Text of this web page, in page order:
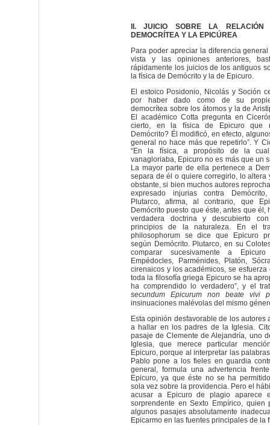
II. JUICIO SOBRE LA
DEMOCRÍTEA Y LA EPICÚREA
Para poder apreciar la diferencia
vista y las opiniones anteriores,
rápidamente los juicios de los antiguos
la física de Demócrito y la de Epicuro.
El estoico Posidonio, Nicolás y Soción
por haber dado como de su
democrítea sobre los átomos y la de
El académico Cotta pregunta en
cierto, en la física de Epicuro que
Demócrito? Él modificó, en efecto,
general no hace más que repetirlo”. Y
“En la física, a propósito de la cual
vanagloriaba, Epicuro no es más que un
La mayor parte de ella pertenece a
separa de él o quiere corregirlo, lo altera
obstante, si bien muchos autores
expresado injurias contra
Plutarco, afirma, al contrario, que
Demócrito puesto que éste, antes que él,
verdadera doctrina y descubierto
principios de la naturaleza. En el
philosophorum se dice que Epicuro
según Demócrito. Plutarco, en su
comparar sucesivamente a
Empédocles, Parménides, Platón,
cirenaicos y los académicos, se esfuerza
toda la filosofía griega Epicuro se ha
ha comprendido lo verdadero”, y el
secundum Epicurum non beate vivi
insinuaciones malévolas del mismo
Esta opinión desfavorable de los autores
a hallar en los padres de la Iglesia.
pasaje de Clemente de Alejandría, uno
Iglesia, que merece particular
Epicuro, porque al interpretar las
Pablo pone a los fieles en guardia
general, formula una advertencia
Epicuro, ya que éste no se ha
sola vez sobre la providencia. Pero el
acusar a Epicuro de plagio aparece
sorprendente en Sexto Empírico, quien
algunos pasajes absolutamente
Epicarmo en las fuentes principales de la